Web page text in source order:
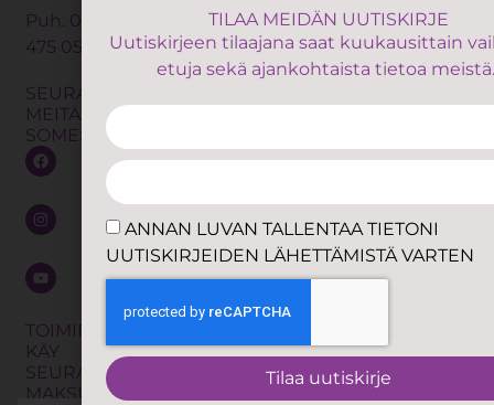
Puh. 050
475 0560
SEURAA
MEITÄ
SOMESSA
TOIMIPISTEISSÄMME
KÄY
SEURAAVAT
MAKSUTAVAT:
LymphaTouch®
Lymfaterapia
Osteopatia
Kalevalainen
jäsenkorjaus
Työnohjaus
Koulutukset
oppaat
Yhteystiedot
Anna
Jätä
soittopyyntö
ANNAN
TALLENTAA
TILAA MEIDÄN UUTISKIRJE
Uutiskirjeen tilaajana saat kuukausittain
etuja sekä ajankohtaista tietoa
ANNAN LUVAN TALLENTAA TIETONI
UUTISKIRJEIDEN LÄHETTÄMISTÄ VARTEN
Tilaa uutiskirje